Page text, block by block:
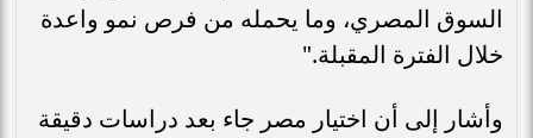
السوق المصري، وما يحمله من فرص نمو واعدة
خلال الفترة المقبلة."
وأشار إلى أن اختيار مصر جاء بعد دراسات دقيقة